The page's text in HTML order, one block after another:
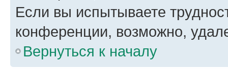
Если вы испытываете
конференции, возможно,
Вернуться к началу